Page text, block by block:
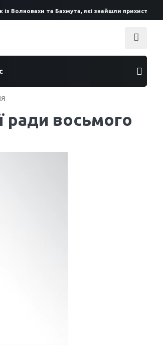
Волновахи та Бахмута, які знайшли прихисток на
ради восьмого